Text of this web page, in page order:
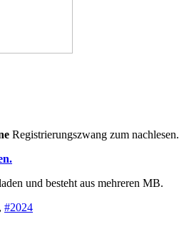
Registrierungszwang zum nachlesen.
und besteht aus mehreren MB.
, #2024